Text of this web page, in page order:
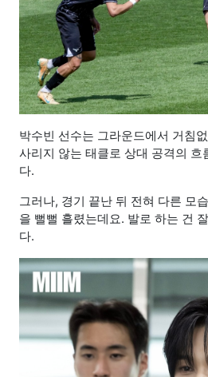
박수빈 선수는 그라운드에서 거침
사리지 않는 태클로 상대 공격의 흐
다.
그러나, 경기 끝난 뒤 전혀 다른 모
을 뻘뻘 흘렸는데요. 발로 하는 건
다.